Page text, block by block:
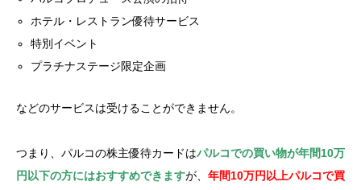
ホテル・レストラン優待サービス
特別イベント
プラチナステージ限定企画
などのサービスは受けることができません。
つまり、パルコの株主優待カードはパルコでの買い物が年間10万
円以下の方にはおすすめできますが、 年間10万円以上パルコで買